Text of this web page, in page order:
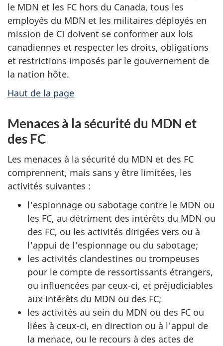
le MDN et les FC hors du Canada, tous les
employés du MDN et les militaires déployés en
mission de CI doivent se conformer aux lois
canadiennes et respecter les droits, obligations
et restrictions imposés par le gouvernement de
la nation hôte.
Haut de la page
Menaces à la sécurité du MDN et
des FC
Les menaces à la sécurité du MDN et des FC
comprennent, mais sans y être limitées, les
activités suivantes :
l'espionnage ou sabotage contre le MDN ou
les FC, au détriment des intérêts du MDN ou
des FC, ou les activités dirigées vers ou à
l'appui de l'espionnage ou du sabotage;
les activités clandestines ou trompeuses
pour le compte de ressortissants étrangers,
ou influencées par ceux-ci, et préjudiciables
aux intérêts du MDN ou des FC;
les activités au sein du MDN ou des FC ou
liées à ceux-ci, en direction ou à l'appui de
la menace, ou le recours à des actes de